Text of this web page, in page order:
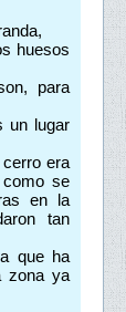
huesos
para
un lugar
era
se
en la
tan
que ha
zona ya